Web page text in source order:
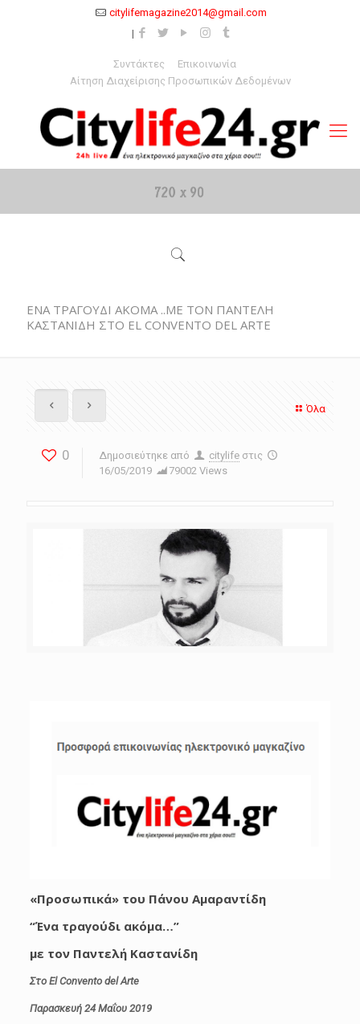
citylifemagazine2014@gmail.com
Συντάκτες
Επικοινωνία
Αίτηση Διαχείρισης Προσωπικών Δεδομένων
ΕΝΑ ΤΡΑΓΟΥΔΙ ΑΚΟΜΑ ..ΜΕ ΤΟΝ ΠΑΝΤΕΛΗ
ΚΑΣΤΑΝΙΔΗ ΣΤΟ EL CONVENTO DEL ARTE
Όλα
0 Δημοσιεύτηκε από citylife στις
16/05/2019
79002 Views
«Προσωπικά» του Πάνου Αμαραντίδη
“Ένα τραγούδι ακόμα…”
με τον Παντελή Καστανίδη
Στο El Convento del Arte
Παρασκευή 24 Μαΐου 2019